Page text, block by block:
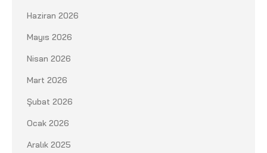
Haziran 2026
Mayıs 2026
Nisan 2026
Mart 2026
Şubat 2026
Ocak 2026
Aralık 2025